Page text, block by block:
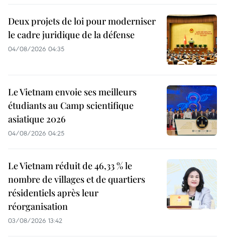
Deux projets de loi pour moderniser
le cadre juridique de la défense
04/08/2026 04:35
Le Vietnam envoie ses meilleurs
étudiants au Camp scientifique
asiatique 2026
04/08/2026 04:25
Le Vietnam réduit de 46,33 % le
nombre de villages et de quartiers
résidentiels après leur
réorganisation
03/08/2026 13:42